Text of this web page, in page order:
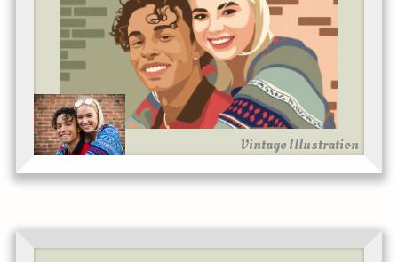
Vintage Illustration